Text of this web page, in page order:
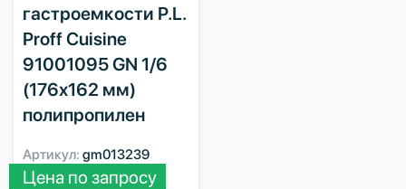
гастроемкости P.L.
Proff Cuisine
91001095 GN 1/6
(176х162 мм)
полипропилен
Артикул: gm013239
Цена по запросу